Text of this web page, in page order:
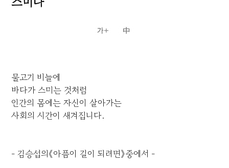
물고기 비늘에
바다가 스미는 것처럼
인간의 몸에는 자신이 살아가는
사회의 시간이 새겨집니다.
- 김승섭의《아픔이 길이 되려면》중에서 -